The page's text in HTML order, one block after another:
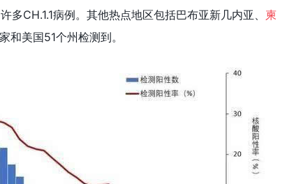
CH.1.1病例。其他热点地区包括巴布亚新几内亚、 柬
和美国51个州检测到。